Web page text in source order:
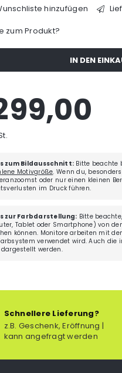
hinzufügen
zum Produkt?
IN DEN
zum Bildausschnitt: Bitte beachte
Motivgröße. Wenn du,
oder nur einen kleinen
im Druck führen.
zur Farbdarstellung: Bitte
Tablet oder Smartphone) von
können. Monitore arbeiten mit
verwendet wird. Auch
dargestellt werden.
Schnellere Lieferung?
z.B. Geschenk, Eröffnung |
kann angefragt werden